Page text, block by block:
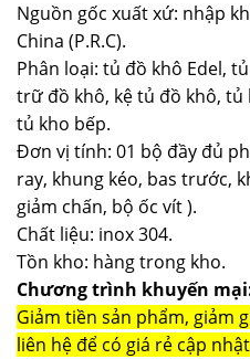
Nguồn gốc xuất xứ: nhập
China (P.R.C).
Phân loại: tủ đồ khô Edel,
trữ đồ khô, kệ tủ đồ khô, tủ
tủ kho bếp.
Đơn vị tính: 01 bộ đầy đủ
ray, khung kéo, bas trước,
giảm chấn, bộ ốc vít ).
Chất liệu: inox 304.
Tồn kho: hàng trong kho.
Chương trình khuyến
Giảm tiền sản phẩm, giảm
liên hệ để có giá rẻ cập